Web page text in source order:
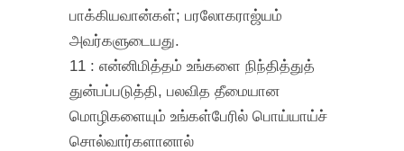
பாக்கியவான்கள்; பரலோகராஜ்யம்
அவர்களுடையது.
11 : என்னிமித்தம் உங்களை நிந்தித்துத்
துன்பப்படுத்தி, பலவித தீமையான
மொழிகளையும் உங்கள்பேரில் பொய்யாய்ச்
சொல்வார்களானால்